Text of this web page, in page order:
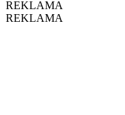
REKLAMA
REKLAMA